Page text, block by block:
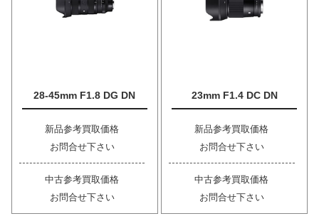
28-45mm F1.8 DG DN
新品参考買取価格
お問合せ下さい
中古参考買取価格
お問合せ下さい
23mm F1.4 DC DN
新品参考買取価格
お問合せ下さい
中古参考買取価格
お問合せ下さい